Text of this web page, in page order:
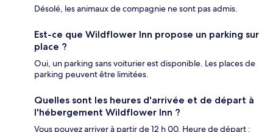
Désolé, les animaux de compagnie ne sont pas admis.
Est-ce que Wildflower Inn propose un parking sur
place ?
Oui, un parking sans voiturier est disponible. Les places de
parking peuvent être limitées.
Quelles sont les heures d'arrivée et de départ à
l'hébergement Wildflower Inn ?
Vous pouvez arriver à partir de 12 h 00. Heure de départ :